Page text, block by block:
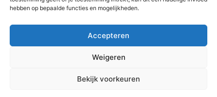
hebben op bepaalde functies en mogelijkheden.
Accepteren
Weigeren
Bekijk voorkeuren
© 2026 - SELHAN BENELUX